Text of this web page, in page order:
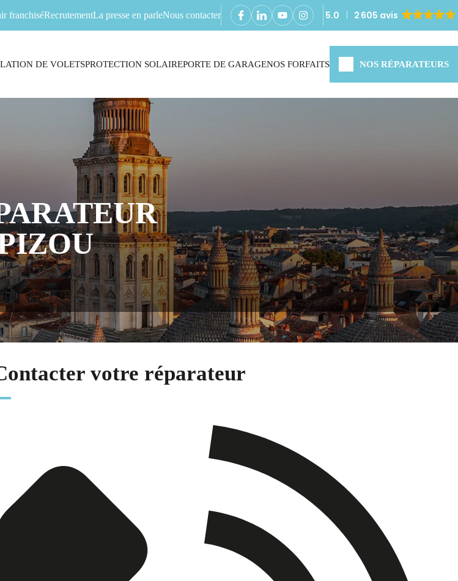
franchiséRecrutementLa presse en parleNous contacter 5.0 2 605 avis
DE VOLETSPROTECTION SOLAIREPORTE DE GARAGENOS FORFAITS NOS RÉPARATEURS
votre réparateur